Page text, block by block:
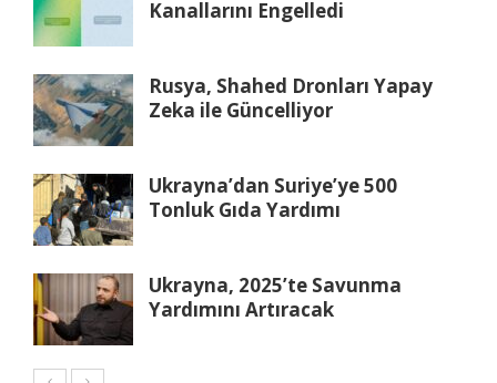
Kanallarını Engelledi
Rusya, Shahed Dronları Yapay
Zeka ile Güncelliyor
Ukrayna’dan Suriye’ye 500
Tonluk Gıda Yardımı
Ukrayna, 2025’te Savunma
Yardımını Artıracak